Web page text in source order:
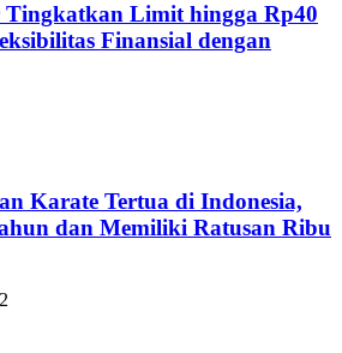
Limit hingga Rp40
Finansial dengan
Karate Tertua di Indonesia,
dan Memiliki Ratusan Ribu